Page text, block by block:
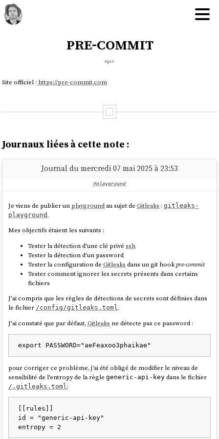
pre-commit
#git
Site officiel : https://pre-commit.com
Journaux liées à cette note :
Journal du mercredi 07 mai 2025 à 23:53
#playground
Je viens de publier un playgroundau sujet deGitleaks :gitleaks-
playground .
Mes objectifs étaient les suivants :
Tester la détection d'une clé privéssh
Tester la détection d'un password
Tester la configuration deGitleaks dans un git hookpre-commit
Tester comment ignorer les secrets présents dans certains
fichiers
J'ai compris que les règles de détections de secrets sont définies dans
le fichier /config/gitleaks.toml.
J'ai constaté que par défaut,Gitleaks ne détecte pas ce password :
pour corriger ce problème, j'ai été obligé de modifier le niveau de
sensibilité de l'entropy de la règlegeneric-api-key dans le fichier
/.gitleaks.toml :
[[rules]]
id = "generic-api-key"